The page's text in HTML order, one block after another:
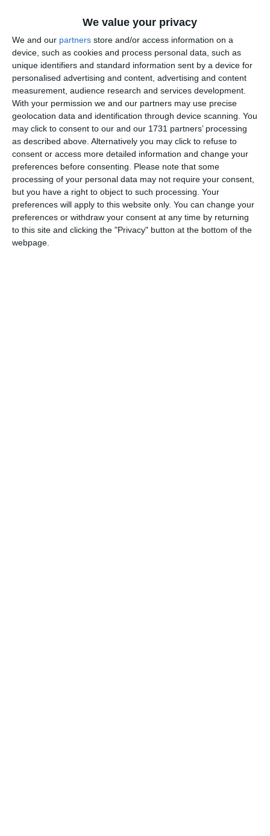
We value your privacy
We and our partners store and/or access information on a
device, such as cookies and process personal data, such as
unique identifiers and standard information sent by a device for
personalised advertising and content, advertising and content
measurement, audience research and services development.
With your permission we and our partners may use precise
geolocation data and identification through device scanning. You
may click to consent to our and our 1731 partners’ processing
as described above. Alternatively you may click to refuse to
consent or access more detailed information and change your
preferences before consenting.
Please note that some
processing of your personal data may not require your consent,
but you have a right to object to such processing. Your
preferences will apply to this website only. You can change your
preferences or withdraw your consent at any time by returning
to this site and clicking the "Privacy" button at the bottom of the
webpage.